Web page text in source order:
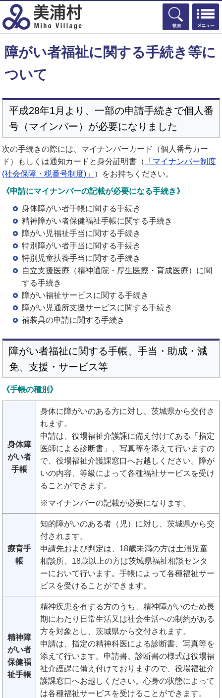
検索
障がい者福祉に関する手続き等に
ついて
平成28年1月より、一部の申請手続きで個人番
号（マインバー）が必要になりました
次の手続きの際には、マイナンバーカード（個人番号カー
ド）もしくは通知カードと身分証明書（
「マイナンバー制度
(社会保障・税番号制度)」 ）をお持ちください。
《申請にマイナンバーの記載が必要になる手続き》
身体障がい者手帳に関する手続き
精神障がい者保健福祉手帳に関する手続き
障がい児福祉手当に関する手続き
特別障がい者手当に関する手続き
特別児童扶養手当に関する手続き
自立支援医療（精神通院・厚生医療・育成医療）に関
する手続き
障がい福祉サービスに関する手続き
障がい児通所支援サービスに関する手続き
補装具の申請に関する手続き
障がい者福祉に関する手帳、手当・助成・減
免、支援・サービス等
《手帳の種別》
身体障
がい者
手帳
身体に障がいのある方に対し、茨城県から交付さ
れます。
申請は、役場福祉介護課に備え付けてある「指定
医師による診断書」、写真等を添えて行いますの
で、役場福祉介護課窓口へお越しください。障が
いの内容、等級によって各種福祉サービスを受け
ることができます。
※マイナンバーの記載が必要になります。
療育手
帳
知的障がいのある者（児）に対し、茨城県から交
付されます。
申請先および判定は、18歳未満の方は土浦児童
相談所、18歳以上の方は茨城県福祉相談センタ
ーにおいて行います。手帳によって各種福祉サー
ビスを受けることができます。
精神障
がい者
保健福
祉手帳
精神疾患を有する方のうち、精神障がいのため長
期にわたり日常生活又は社会生活への制約がある
方を対象とし、茨城県から交付されます。
申請は、指定の精神科医による診断書、写真等を
添えて行います。申請書、診断書の様式は役場福
祉介護課に備え付けておりますので、役場福祉介
護課窓口へお越しください。心身の状態によって
は各種福祉サービスを受けることができます。